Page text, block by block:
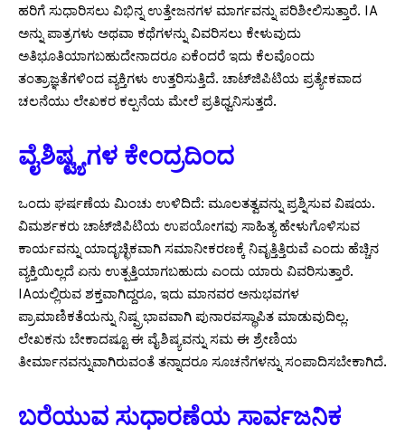
ಹರಿಗೆ ಸುಧಾರಿಸಲು ವಿಭಿನ್ನ ಉತ್ತೇಜನಗಳ ಮಾರ್ಗವನ್ನು ಪರಿಶೀಲಿಸುತ್ತಾರೆ. IA
ಅನ್ನು ಪಾತ್ರಗಳು ಅಥವಾ ಕಥೆಗಳನ್ನು ವಿವರಿಸಲು ಕೇಳುವುದು
ಅತಿಭೂತಿಯಾಗಬಹುದೇನಾದರೂ ಏಕೆಂದರೆ ಇದು ಕೆಲವೊಂದು
ತಂತ್ರಾಜ್ಞತೆಗಳಿಂದ ವ್ಯಕ್ತಿಗಳು ಉತ್ತರಿಸುತ್ತಿದೆ. ಚಾಟ್‌ಜಿಪಿಟಿಯ ಪ್ರತ್ಯೇಕವಾದ
ಚಲನೆಯು ಲೇಖಕರ ಕಲ್ಪನೆಯ ಮೇಲೆ ಪ್ರತಿಧ್ವನಿಸುತ್ತದೆ.
ವೈಶಿಷ್ಟ್ಯಗಳ ಕೇಂದ್ರದಿಂದ
ಒಂದು ಘರ್ಷಣೆಯ ಮಿಂಚು ಉಳಿದಿದೆ: ಮೂಲತತ್ವವನ್ನು ಪ್ರಶ್ನಿಸುವ ವಿಷಯ.
ವಿಮರ್ಶಕರು ಚಾಟ್‌ಜಿಪಿಟಿಯ ಉಪಯೋಗವು ಸಾಹಿತ್ಯ ಹೇಳುಗೊಳಿಸುವ
ಕಾರ್ಯವನ್ನು ಯಾದೃಚ್ಛಿಕವಾಗಿ ಸಮಾನೀಕರಣಕ್ಕೆ ನಿವೃತ್ತಿತ್ತಿರುವೆ ಎಂದು ಹೆಚ್ಚಿನ
ವ್ಯಕ್ತಿಯಿಲ್ಲದೆ ಏನು ಉತ್ಪತ್ತಿಯಾಗಬಹುದು ಎಂದು ಯಾರು ವಿವರಿಸುತ್ತಾರೆ.
IAಯಲ್ಲಿರುವ ಶಕ್ತವಾಗಿದ್ದರೂ, ಇದು ಮಾನವರ ಅನುಭವಗಳ
ಪ್ರಾಮಾಣಿಕತೆಯನ್ನು ನಿಷ್ಪ್ರಭಾವವಾಗಿ ಪುನಾರವಸ್ಥಾಪಿತ ಮಾಡುವುದಿಲ್ಲ.
ಲೇಖಕನು ಬೇಕಾದಷ್ಟೂ ಈ ವೈಶಿಷ್ಯವನ್ನು ಸಮ ಈ ಶ್ರೇಣಿಯ
ತೀರ್ಮಾನವನ್ನುವಾಗಿರುವಂತೆ ತನ್ನಾದರೂ ಸೂಚನೆಗಳನ್ನು ಸಂಪಾದಿಸಬೇಕಾಗಿದೆ.
ಬರೆಯುವ ಸುಧಾರಣೆಯ ಸಾರ್ವಜನಿಕ